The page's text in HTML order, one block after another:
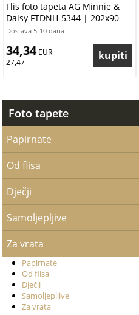
Flis foto tapeta AG Minnie &
Daisy FTDNH-5344 | 202x90
cm
Dostava 5-10 dana
34,34 EUR
27,47
Foto tapete
Papirnate
Od flisa
Dječji
Samoljepljive
Za vrata
Papirnate
Od flisa
Dječji
Samoljepljive
Za vrata